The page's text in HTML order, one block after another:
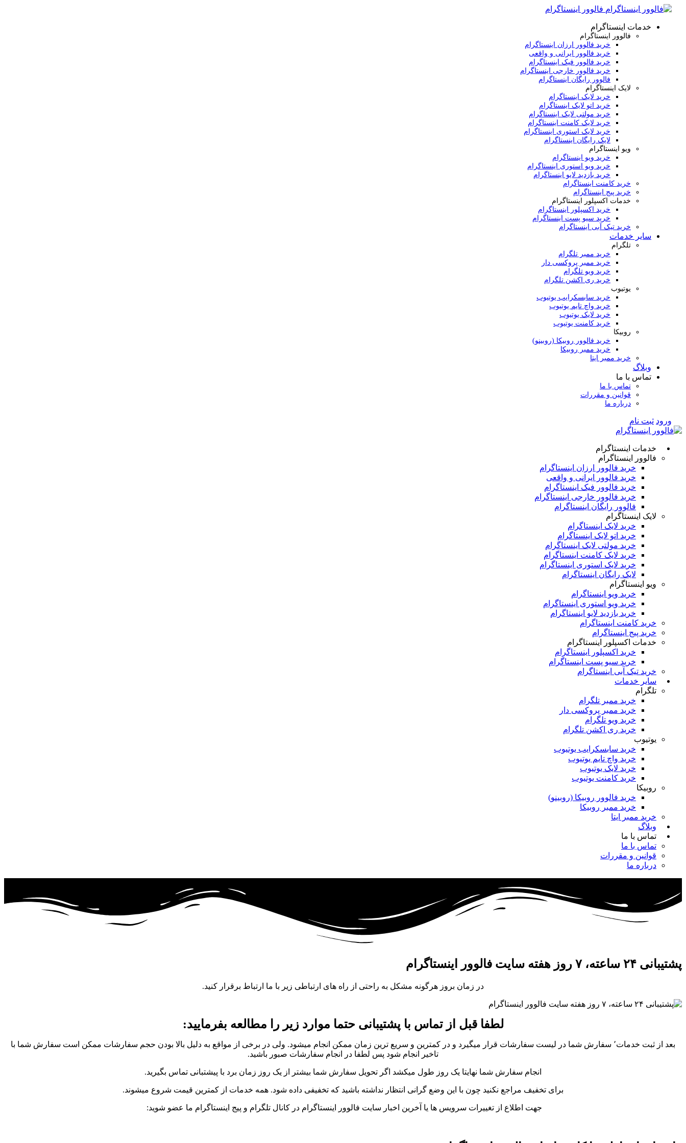
فالوور اینستاگرام
خدمات اینستاگرام
فالوور اینستاگرام
خرید فالوور ارزان اینستاگرام
خرید فالوور ایرانی و واقعی
خرید فالوور فیک اینستاگرام
خرید فالوور خارجی اینستاگرام
فالوور رایگان اینستاگرام
لایک اینستاگرام
خرید لایک اینستاگرام
خرید اتو لایک اینستاگرام
خرید مولتی لایک اینستاگرام
خرید لایک کامنت اینستاگرام
خرید لایک استوری اینستاگرام
لایک رایگان اینستاگرام
ویو اینستاگرام
خرید ویو اینستاگرام
خرید ویو استوری اینستاگرام
خرید بازدید لایو اینستاگرام
خرید کامنت اینستاگرام
خرید پیج اینستاگرام
خدمات اکسپلور اینستاگرام
خرید اکسپلور اینستاگرام
خرید سیو پست اینستاگرام
خرید تیک آبی اینستاگرام
سایر خدمات
تلگرام
خرید ممبر تلگرام
خرید ممبر پروکسی دار
خرید ویو تلگرام
خرید ری اکشن تلگرام
یوتیوب
خرید سابسکرایب یوتیوب
خرید واچ تایم یوتیوب
خرید لایک یوتیوب
خرید کامنت یوتیوب
روبیکا
خرید فالوور روبیکا (روبینو)
خرید ممبر روبیکا
خرید ممبر ایتا
وبلاگ
تماس با ما
تماس با ما
قوانین و مقررات
درباره ما
ورود ثبت نام
خدمات اینستاگرام
فالوور اینستاگرام
خرید فالوور ارزان اینستاگرام
خرید فالوور ایرانی و واقعی
خرید فالوور فیک اینستاگرام
خرید فالوور خارجی اینستاگرام
فالوور رایگان اینستاگرام
لایک اینستاگرام
خرید لایک اینستاگرام
خرید اتو لایک اینستاگرام
خرید مولتی لایک اینستاگرام
خرید لایک کامنت اینستاگرام
خرید لایک استوری اینستاگرام
لایک رایگان اینستاگرام
ویو اینستاگرام
خرید ویو اینستاگرام
خرید ویو استوری اینستاگرام
خرید بازدید لایو اینستاگرام
خرید کامنت اینستاگرام
خرید پیج اینستاگرام
خدمات اکسپلور اینستاگرام
خرید اکسپلور اینستاگرام
خرید سیو پست اینستاگرام
خرید تیک آبی اینستاگرام
سایر خدمات
تلگرام
خرید ممبر تلگرام
خرید ممبر پروکسی دار
خرید ویو تلگرام
خرید ری اکشن تلگرام
یوتیوب
خرید سابسکرایب یوتیوب
خرید واچ تایم یوتیوب
خرید لایک یوتیوب
خرید کامنت یوتیوب
روبیکا
خرید فالوور روبیکا (روبینو)
خرید ممبر روبیکا
خرید ممبر ایتا
وبلاگ
تماس با ما
تماس با ما
قوانین و مقررات
درباره ما
پشتیبانی ۲۴ ساعته، ۷ روز هفته سایت فالوور اینستاگرام
در زمان بروز هرگونه مشکل به راحتی از راه های ارتباطی زیر با ما ارتباط برقرار کنید.
لطفا قبل از تماس با پشتیبانی حتما موارد زیر را مطالعه بفرمایید:
بعد از ثبت خدمات٬ سفارش شما در لیست سفارشات قرار میگیرد و در کمترین و سریع ترین زمان ممکن انجام میشود. ولی در برخی از مواقع به دلیل بالا بودن حجم سفارشات ممکن است سفارش شما با
تاخیر انجام شود پس لطفا در انجام سفارشات صبور باشید.
انجام سفارش شما نهایتا یک روز طول میکشد اگر تحویل سفارش شما بیشتر از یک روز زمان برد با پیشتبانی تماس بگیرید.
برای تخفیف مراجع نکنید چون با این وضع گرانی انتظار نداشته باشید که تخفیفی داده شود. همه خدمات از کمترین قیمت شروع میشوند.
جهت اطلاع از تغییرات سرویس ها یا آخرین اخبار سایت فالوور اینستاگرام در کانال تلگرام و پیج اینستاگرام ما عضو شوید: